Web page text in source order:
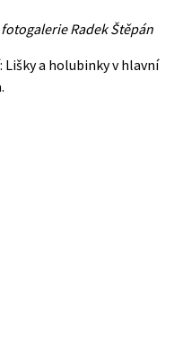
Radek Štěpán
a holubinky v hlavní
.